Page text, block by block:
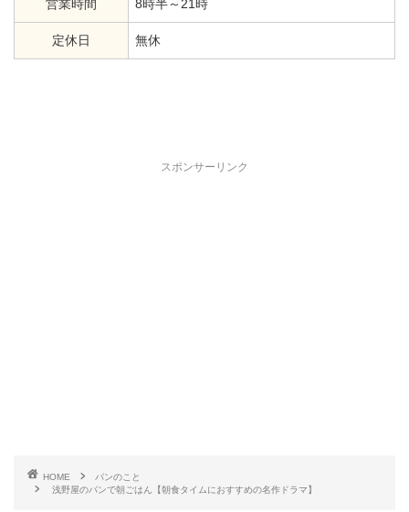
営業時間 8時半～21時
定休日 無休
スポンサーリンク
HOME
パンのこと
浅野屋のパンで朝ごはん【朝食タイムにおすすめの名作ドラマ】